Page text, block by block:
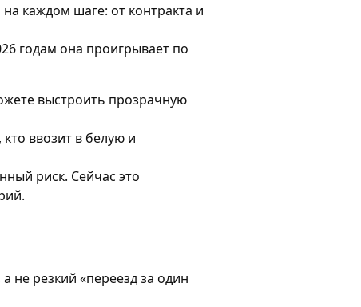
каждом шаге: от контракта и
годам она проигрывает по
выстроить прозрачную
ввозит в белую и
риск. Сейчас это
не резкий «переезд за один